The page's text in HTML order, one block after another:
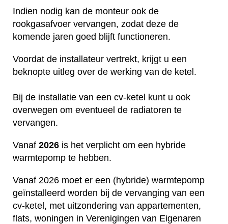
Indien nodig kan de monteur ook de
rookgasafvoer vervangen, zodat deze de
komende jaren goed blijft functioneren.
Voordat de installateur vertrekt, krijgt u een
beknopte uitleg over de werking van de ketel.
Bij de installatie van een cv-ketel kunt u ook
overwegen om eventueel de radiatoren te
vervangen.
Vanaf 2026 is het verplicht om een hybride
warmtepomp te hebben.
Vanaf 2026 moet er een (hybride) warmtepomp
geïnstalleerd worden bij de vervanging van een
cv-ketel, met uitzondering van appartementen,
flats, woningen in Verenigingen van Eigenaren